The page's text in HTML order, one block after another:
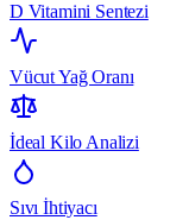
D Vitamini Sentezi
Vücut Yağ Oranı
İdeal Kilo Analizi
Sıvı İhtiyacı